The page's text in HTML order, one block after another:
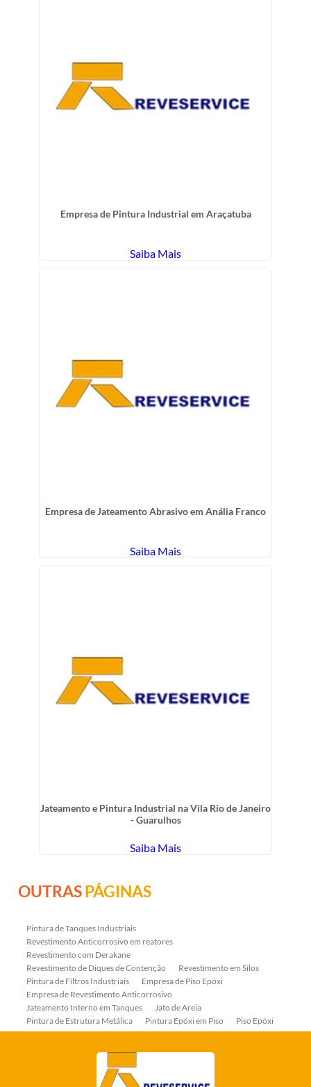
Empresa de Pintura Industrial em Araçatuba
Saiba Mais
Empresa de Jateamento Abrasivo em Anália Franco
Saiba Mais
Jateamento e Pintura Industrial na Vila Rio de Janeiro
- Guarulhos
Saiba Mais
OUTRASPÁGINAS
Pintura de Tanques Industriais
Revestimento Anticorrosivo em reatores
Revestimento com Derakane
Revestimento de Diques de Contenção
Revestimento em Silos
Pintura de Filtros Industriais
Empresa de Piso Epóxi
Empresa de Revestimento Anticorrosivo
Jateamento Interno em Tanques
Jato de Areia
Pintura de Estrutura Metálica
Pintura Epóxi em Piso
Piso Epóxi
Piso Epóxi Autonivelante
Revestimento E-coat em Serpentinas
Revestimentos Anticorrosivos em Trocadores de Calor